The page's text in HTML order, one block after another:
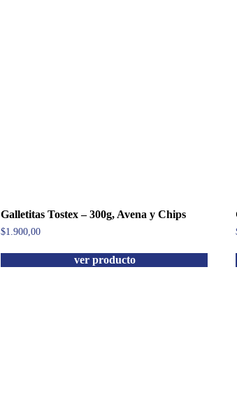
Galletitas Tostex – 300g, Avena y Chips
$1.900,00
ver producto